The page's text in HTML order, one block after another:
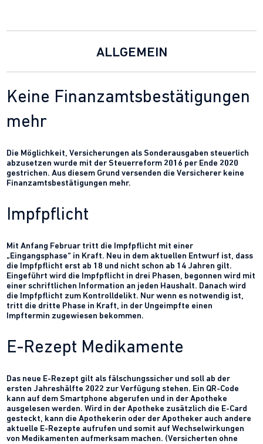
ALLGEMEIN
Keine Finanzamtsbestätigungen
mehr
Die Möglichkeit, Versicherungen als Sonderausgaben steuerlich
abzusetzen wurde mit der Steuerreform 2016 per Ende 2020
gestrichen. Aus diesem Grund versenden die Versicherer keine
Finanzamtsbestätigungen mehr.
Impfpflicht
Mit Anfang Februar tritt die Impfpflicht mit einer
„Eingangsphase“ in Kraft. Neu in dem aktuellen Entwurf ist, dass
die Impfpflicht erst ab 18 und nicht schon ab 14 Jahren gilt.
Eingeführt wird die Impfpflicht in drei Phasen, begonnen wird mit
einer schriftlichen Information an jeden Haushalt. Danach wird
die Impfpflicht zum Kontrolldelikt. Nur wenn es notwendig ist,
tritt die dritte Phase in Kraft, in der Ungeimpfte einen
Impftermin zugewiesen bekommen.
E-Rezept Medikamente
Das neue E-Rezept gilt als fälschungssicher und soll ab der
ersten Jahreshälfte 2022 zur Verfügung stehen. Ein QR-Code
kann auf dem Smartphone abgerufen und in der Apotheke
ausgelesen werden. Wird in der Apotheke zusätzlich die E-Card
gesteckt, kann die Apothekerin oder der Apotheker auch andere
aktuelle E-Rezepte aufrufen und somit auf Wechselwirkungen
von Medikamenten aufmerksam machen. (Versicherten ohne